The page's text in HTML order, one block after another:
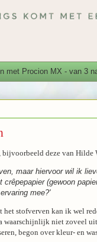
met Procion MX - van 3
deze van Hilde
maar hiervoor wil ik
(gewoon
mee?'
stofverven kan ik wel
waarschijnlijk niet zoveel
begon over kleur- en